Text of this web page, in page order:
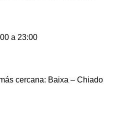
a 23:00
cercana: Baixa – Chiado